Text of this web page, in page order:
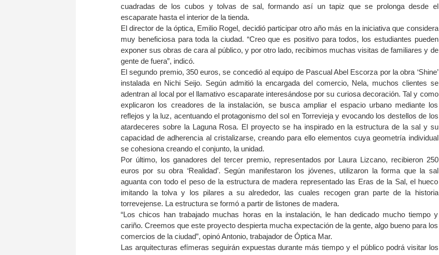
cuadradas de los cubos y tolvas de sal, formando así un tapiz que se prolonga desde el
escaparate hasta el interior de la tienda.
El director de la óptica, Emilio Rogel, decidió participar otro año más en la iniciativa que considera
muy beneficiosa para toda la ciudad. “Creo que es positivo para todos, los estudiantes pueden
exponer sus obras de cara al público, y por otro lado, recibimos muchas visitas de familiares y de
gente de fuera”, indicó.
El segundo premio, 350 euros, se concedió al equipo de Pascual Abel Escorza por la obra ‘Shine’
instalada en Nichi Seijo. Según admitió la encargada del comercio, Nela, muchos clientes se
adentran al local por el llamativo escaparate interesándose por su curiosa decoración. Tal y como
explicaron los creadores de la instalación, se busca ampliar el espacio urbano mediante los
reflejos y la luz, acentuando el protagonismo del sol en Torrevieja y evocando los destellos de los
atardeceres sobre la Laguna Rosa. El proyecto se ha inspirado en la estructura de la sal y su
capacidad de adherencia al cristalizarse, creando para ello elementos cuya geometría individual
se cohesiona creando el conjunto, la unidad.
Por último, los ganadores del tercer premio, representados por Laura Lizcano, recibieron 250
euros por su obra ‘Realidad’. Según manifestaron los jóvenes, utilizaron la forma que la sal
aguanta con todo el peso de la estructura de madera representado las Eras de la Sal, el hueco
imitando la tolva y los pilares a su alrededor, las cuales recogen gran parte de la historia
torrevejense. La estructura se formó a partir de listones de madera.
“Los chicos han trabajado muchas horas en la instalación, le han dedicado mucho tiempo y
cariño. Creemos que este proyecto despierta mucha expectación de la gente, algo bueno para los
comercios de la ciudad”, opinó Antonio, trabajador de Óptica Mar.
Las arquitecturas efímeras seguirán expuestas durante más tiempo y el público podrá visitar los